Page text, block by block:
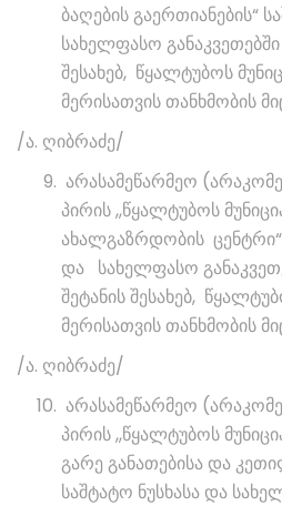
ბაღების გაერთიანების“
სახელფასო
შესახებ, წყალტუბოს
მერისათვის თანხმობის
/ა. ღიბრაძე/
არასამეწარმეო
პირის ,,წყალტუბოს
ახალგაზრდობის
და სახელფასო
შეტანის შესახებ,
მერისათვის თანხმობის
/ა. ღიბრაძე/
არასამეწარმეო
პირის ,,წყალტუბოს
გარე განათებისა და
საშტატო ნუსხასა და